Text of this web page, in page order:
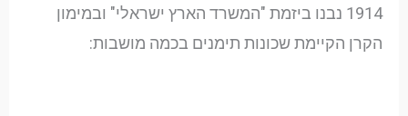
1914 נבנו ביזמת "המשרד הארץ ישראלי" ובמימון
הקרן הקיימת שכונות תימנים בכמה מושבות: